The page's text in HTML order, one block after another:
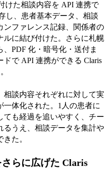
けた相談内容を API 連携で
し、患者基本データ、相談
ンファレンス記録、関係者の
ルに結び付けた。さらに札幌
PDF 化・暗号化・送付ま
で API 連携ができる Claris
相談内容それぞれに対して実
体化された。1人の患者に
も経過を追いやすく、チー
るうえ、相談データを集計や
た。
らに広げた Claris